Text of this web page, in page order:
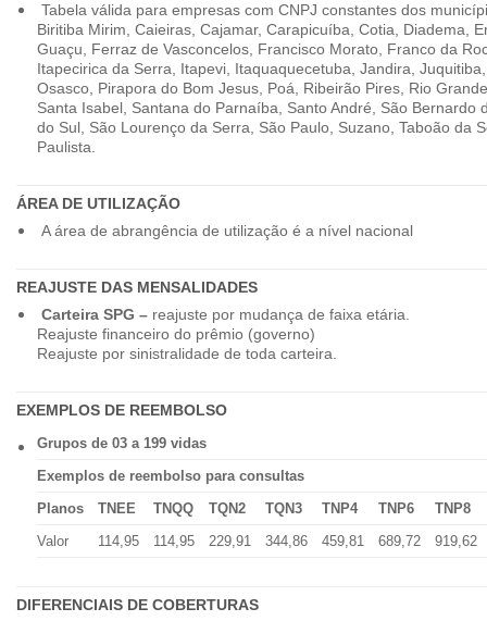
Tabela válida para empresas com CNPJ constantes dos
Biritiba Mirim, Caieiras, Cajamar, Carapicuíba, Cotia, Diadema,
Guaçu, Ferraz de Vasconcelos, Francisco Morato, Franco da
Itapecirica da Serra, Itapevi, Itaquaquecetuba, Jandira,
Osasco, Pirapora do Bom Jesus, Poá, Ribeirão Pires, Rio
Santa Isabel, Santana do Parnaíba, Santo André, São Bernardo
do Sul, São Lourenço da Serra, São Paulo, Suzano, Taboão da
Paulista.
ÁREA DE UTILIZAÇÃO
A área de abrangência de utilização é a nível nacional
REAJUSTE DAS MENSALIDADES
Carteira SPG –reajuste por mudança de faixa etária.
Reajuste financeiro do prêmio (governo)
Reajuste por sinistralidade de toda carteira.
EXEMPLOS DE REEMBOLSO
Grupos de 03 a 199 vidas
Exemplos de reembolso para consultas
Planos
TNEE TNQQ TQN2 TQN3 TNP4 TNP6
TNP8
Valor
114,95 114,95 229,91 344,86 459,81 689,72 919,62
DIFERENCIAIS DE COBERTURAS